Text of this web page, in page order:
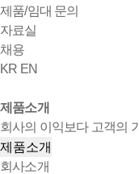
제품/임대 문의
자료실
채용
KR EN
제품소개
회사의 이익보다 고객의
제품소개
회사소개